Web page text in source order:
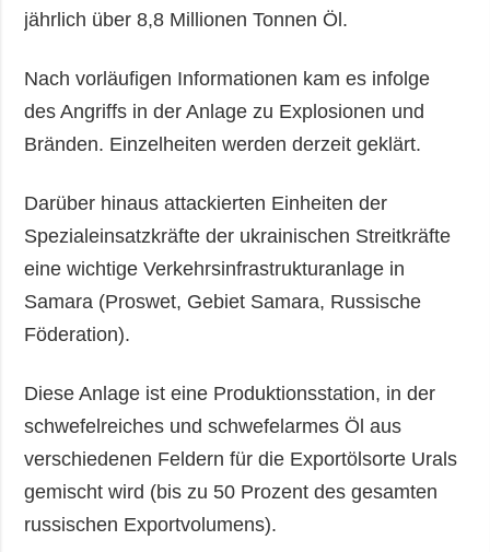
jährlich über 8,8 Millionen Tonnen Öl.
Nach vorläufigen Informationen kam es infolge
des Angriffs in der Anlage zu Explosionen und
Bränden. Einzelheiten werden derzeit geklärt.
Darüber hinaus attackierten Einheiten der
Spezialeinsatzkräfte der ukrainischen Streitkräfte
eine wichtige Verkehrsinfrastrukturanlage in
Samara (Proswet, Gebiet Samara, Russische
Föderation).
Diese Anlage ist eine Produktionsstation, in der
schwefelreiches und schwefelarmes Öl aus
verschiedenen Feldern für die Exportölsorte Urals
gemischt wird (bis zu 50 Prozent des gesamten
russischen Exportvolumens).